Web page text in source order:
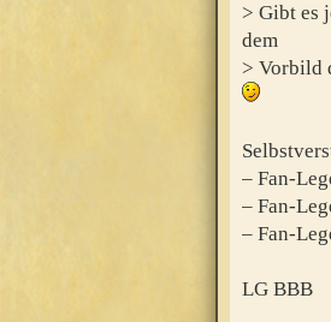
> Gibt es
dem
> Vorbild
– Fan-
– Fan-
– Fan-
LG BBB